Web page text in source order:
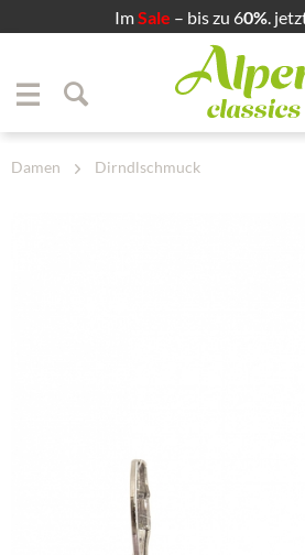
ImSale – bis zu 60%.
Zum
Damen Dirndlschmuck